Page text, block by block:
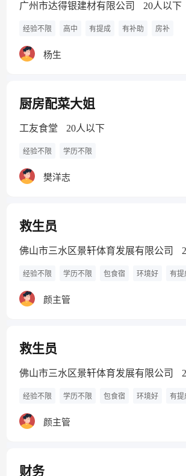
广州市达得银建材有限公司 20人以下
经验不限 高中 有提成 有补助 房补
杨生
厨房配菜大姐
工友食堂 20人以下
经验不限 学历不限
樊洋志
救生员
佛山市三水区景轩体育发展有限公司
经验不限 学历不限 包食宿 环境好 有提
颜主管
救生员
佛山市三水区景轩体育发展有限公司
经验不限 学历不限 包食宿 环境好 有提
颜主管
财务